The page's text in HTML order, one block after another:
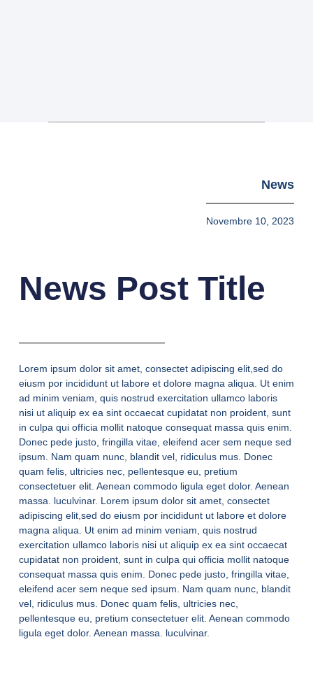
News
Novembre 10, 2023
News Post Title
Lorem ipsum dolor sit amet, consectet adipiscing elit,sed do
eiusm por incididunt ut labore et dolore magna aliqua. Ut enim
ad minim veniam, quis nostrud exercitation ullamco laboris
nisi ut aliquip ex ea sint occaecat cupidatat non proident, sunt
in culpa qui officia mollit natoque consequat massa quis enim.
Donec pede justo, fringilla vitae, eleifend acer sem neque sed
ipsum. Nam quam nunc, blandit vel, ridiculus mus. Donec
quam felis, ultricies nec, pellentesque eu, pretium
consectetuer elit. Aenean commodo ligula eget dolor. Aenean
massa. luculvinar. Lorem ipsum dolor sit amet, consectet
adipiscing elit,sed do eiusm por incididunt ut labore et dolore
magna aliqua. Ut enim ad minim veniam, quis nostrud
exercitation ullamco laboris nisi ut aliquip ex ea sint occaecat
cupidatat non proident, sunt in culpa qui officia mollit natoque
consequat massa quis enim. Donec pede justo, fringilla vitae,
eleifend acer sem neque sed ipsum. Nam quam nunc, blandit
vel, ridiculus mus. Donec quam felis, ultricies nec,
pellentesque eu, pretium consectetuer elit. Aenean commodo
ligula eget dolor. Aenean massa. luculvinar.